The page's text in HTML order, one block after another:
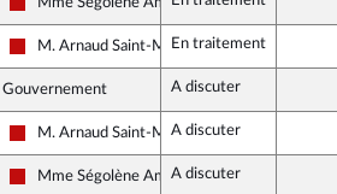
La France insoumise - Nouveau Front Populaire
La France insoumise - Nouveau Front Populaire
M. Arnaud Saint-MartinEn traitement
Gouvernement A discuter
La France insoumise - Nouveau Front Populaire
M. Arnaud Saint-MartinA discuter
La France insoumise - Nouveau Front Populaire
Mme Ségolène AmiotA discuter